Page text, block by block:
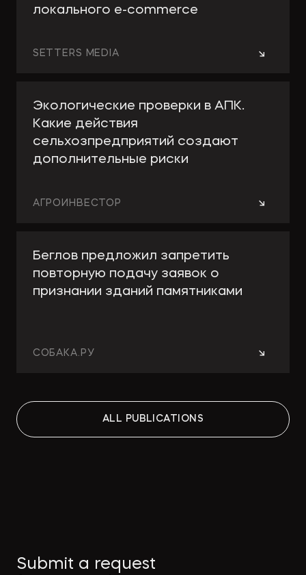
ALL PUBLICATIONS
локального e-сommerce
→
SETTERS MEDIA
Экологические проверки в АПК.
Какие действия
сельхозпредприятий создают
дополнительные риски
→
АГРОИНВЕСТОР
Беглов предложил запретить
повторную подачу заявок о
признании зданий памятниками
→
СОБАКА.РУ
Работа над ошибками: какие
изменения принесут поправки в
КРТ для девелоперов и
Как защитить интеллектуальную
Submit a request